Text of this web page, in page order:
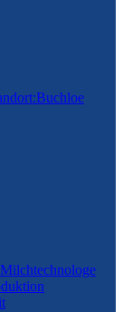
Buchloe
Milchtechnologe